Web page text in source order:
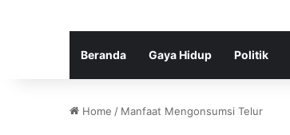
Beranda Gaya Hidup Politik
Home / Manfaat Mengonsumsi Telur